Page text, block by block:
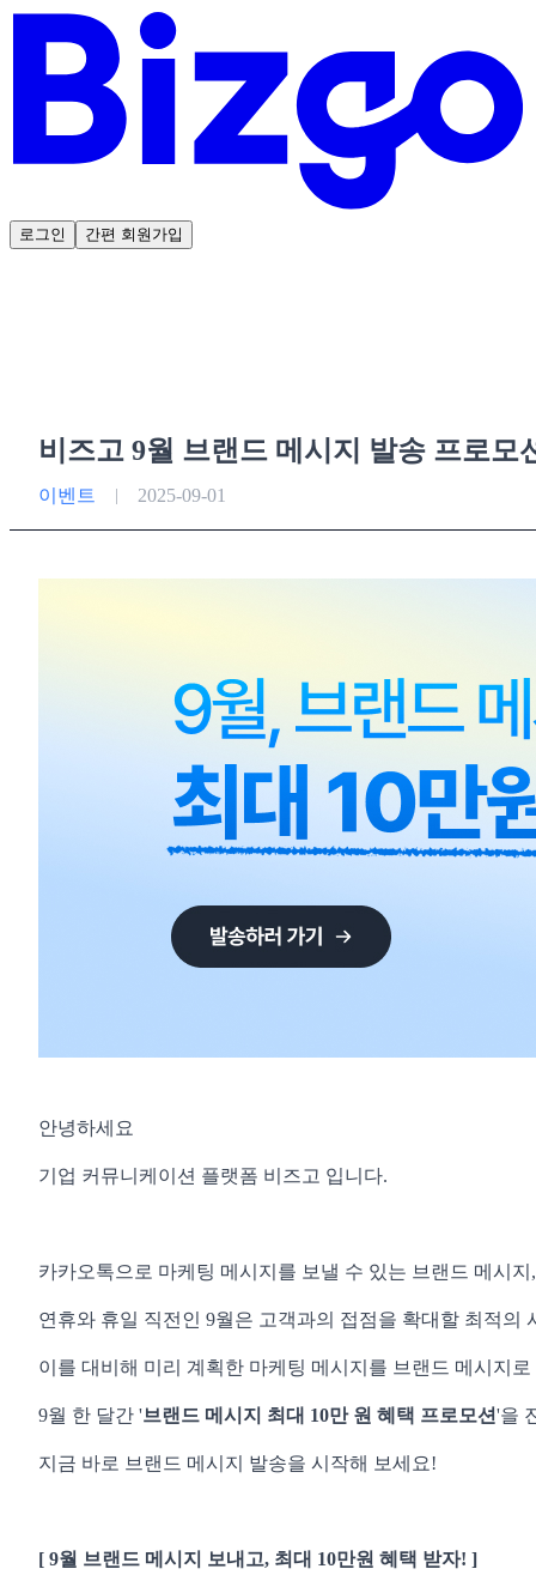
로그인 간편 회원가입
비즈고 9월 브랜드 메시지 발송 프로모
이벤트 | 2025-09-01
안녕하세요
기업 커뮤니케이션 플랫폼 비즈고 입니다.
카카오톡으로 마케팅 메시지를 보낼 수 있는 브랜드 메시
연휴와 휴일 직전인 9월은 고객과의 접점을 확대할 최적의
이를 대비해 미리 계획한 마케팅 메시지를 브랜드 메시지
9월 한 달간 '브랜드 메시지 최대 10만 원 혜택 프로모션'을
지금 바로 브랜드 메시지 발송을 시작해 보세요!
[ 9월 브랜드 메시지 보내고, 최대 10만원 혜택 받자! ]